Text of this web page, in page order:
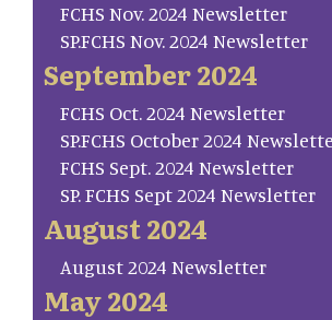
FCHS Nov. 2024 Newsletter
SP.FCHS Nov. 2024 Newsletter
September 2024
FCHS Oct. 2024 Newsletter
SP.FCHS October 2024
FCHS Sept. 2024 Newsletter
SP. FCHS Sept 2024 Newsletter
August 2024
August 2024 Newsletter
May 2024